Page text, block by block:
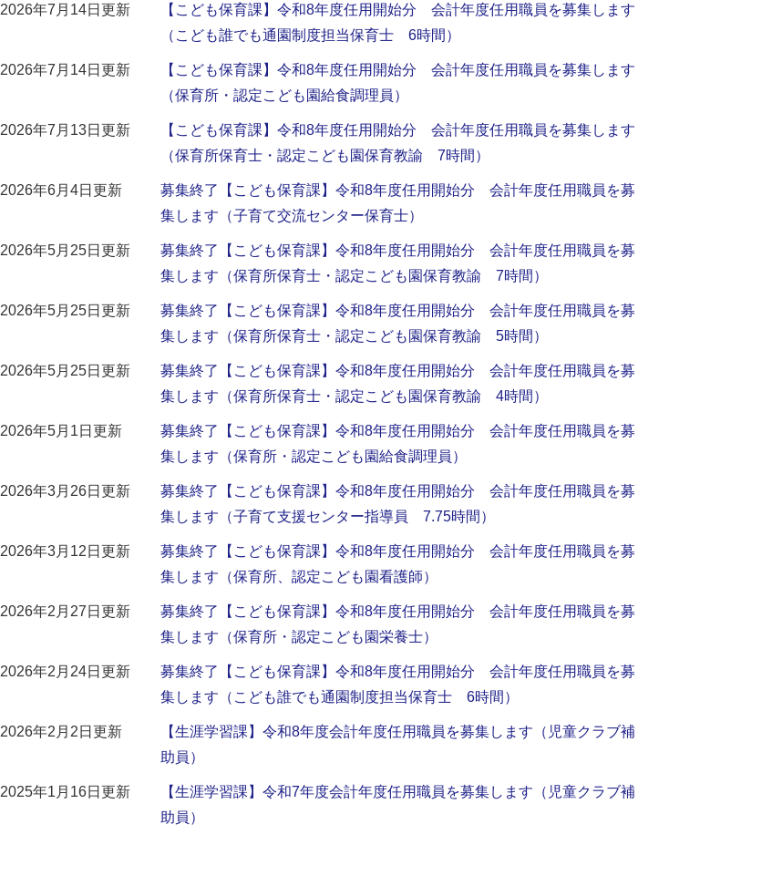
2026年7月14日更新
【こども保育課】令和8年度任用開始分 会計年度任用職員を募集します
（こども誰でも通園制度担当保育士 6時間）
2026年7月14日更新
【こども保育課】令和8年度任用開始分 会計年度任用職員を募集します
（保育所・認定こども園給食調理員）
2026年7月13日更新
【こども保育課】令和8年度任用開始分 会計年度任用職員を募集します
（保育所保育士・認定こども園保育教諭 7時間）
2026年6月4日更新
募集終了【こども保育課】令和8年度任用開始分 会計年度任用職員を募
集します（子育て交流センター保育士）
2026年5月25日更新
募集終了【こども保育課】令和8年度任用開始分 会計年度任用職員を募
集します（保育所保育士・認定こども園保育教諭 7時間）
2026年5月25日更新
募集終了【こども保育課】令和8年度任用開始分 会計年度任用職員を募
集します（保育所保育士・認定こども園保育教諭 5時間）
2026年5月25日更新
募集終了【こども保育課】令和8年度任用開始分 会計年度任用職員を募
集します（保育所保育士・認定こども園保育教諭 4時間）
2026年5月1日更新
募集終了【こども保育課】令和8年度任用開始分 会計年度任用職員を募
集します（保育所・認定こども園給食調理員）
2026年3月26日更新
募集終了【こども保育課】令和8年度任用開始分 会計年度任用職員を募
集します（子育て支援センター指導員 7.75時間）
2026年3月12日更新
募集終了【こども保育課】令和8年度任用開始分 会計年度任用職員を募
集します（保育所、認定こども園看護師）
2026年2月27日更新
募集終了【こども保育課】令和8年度任用開始分 会計年度任用職員を募
集します（保育所・認定こども園栄養士）
2026年2月24日更新
募集終了【こども保育課】令和8年度任用開始分 会計年度任用職員を募
集します（こども誰でも通園制度担当保育士 6時間）
2026年2月2日更新
【生涯学習課】令和8年度会計年度任用職員を募集します（児童クラブ補
助員）
2025年1月16日更新
【生涯学習課】令和7年度会計年度任用職員を募集します（児童クラブ補
助員）